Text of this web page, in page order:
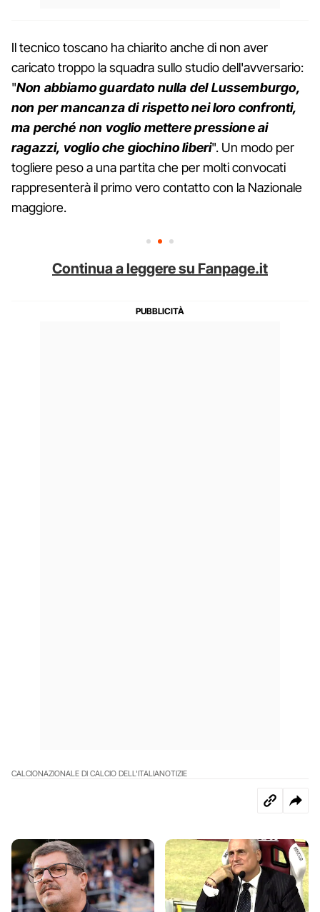
Il tecnico toscano ha chiarito anche di non aver
caricato troppo la squadra sullo studio dell'avversario:
"Non abbiamo guardato nulla del Lussemburgo,
non per mancanza di rispetto nei loro confronti,
ma perché non voglio mettere pressione ai
ragazzi, voglio che giochino liberi". Un modo per
togliere peso a una partita che per molti convocati
rappresenterà il primo vero contatto con la Nazionale
maggiore.
Continua a leggere su Fanpage.it
CALCIONAZIONALE DI CALCIO DELL'ITALIANOTIZIE